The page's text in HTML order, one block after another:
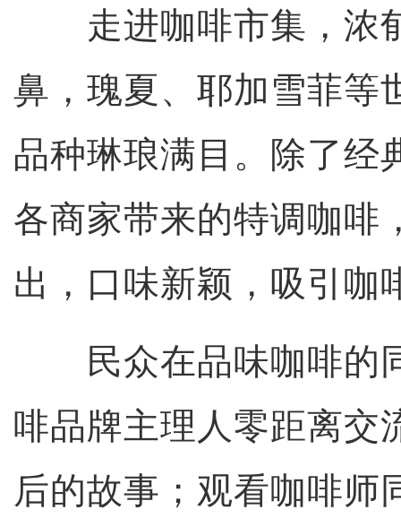
走进咖啡市集，浓
鼻，瑰夏、耶加雪菲等
品种琳琅满目。除了经
各商家带来的特调咖啡
出，口味新颖，吸引咖
民众在品味咖啡的
啡品牌主理人零距离交
后的故事；观看咖啡师